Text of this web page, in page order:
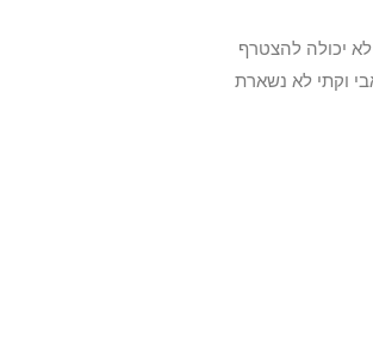
יכולה להצטרף
וקתי לא נשארת